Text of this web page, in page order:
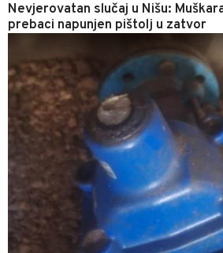
Nevjerovatan slučaj u Nišu:
prebaci napunjen pištolj u zatvor